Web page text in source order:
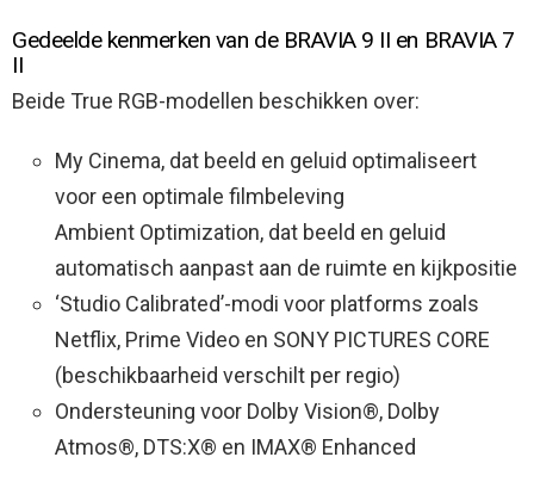
Gedeelde kenmerken van de BRAVIA 9 II en BRAVIA 7
II ​
Beide True RGB-modellen beschikken over:
My Cinema, dat beeld en geluid optimaliseert
voor een optimale filmbeleving ​
Ambient Optimization, dat beeld en geluid
automatisch aanpast aan de ruimte en kijkpositie ​
‘Studio Calibrated’-modi voor platforms zoals
Netflix, Prime Video en SONY PICTURES CORE
(beschikbaarheid verschilt per regio) ​
Ondersteuning voor Dolby Vision®, Dolby
Atmos®, DTS:X® en IMAX® Enhanced